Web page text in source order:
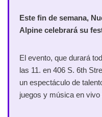
Este fin de semana,
Alpine celebrará su
El evento, que durará
las 11. en 406 S. 6th
un espectáculo de
juegos y música en